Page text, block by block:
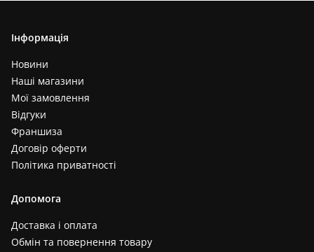
Інформація
Новини
Наші магазини
Мої замовлення
Відгуки
Франшиза
Договір оферти
Політика приватності
Допомога
Доставка і оплата
Обмін та повернення товару